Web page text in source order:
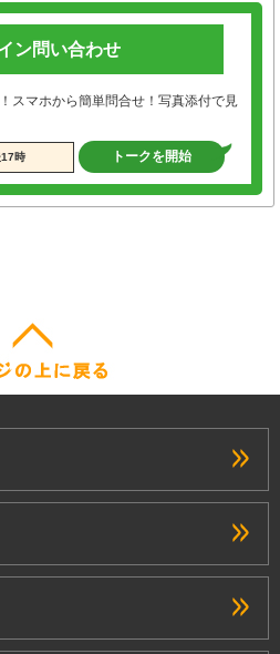
ン問い合わせ
スマホから簡単問合せ！写真添付で見
時 トークを開始